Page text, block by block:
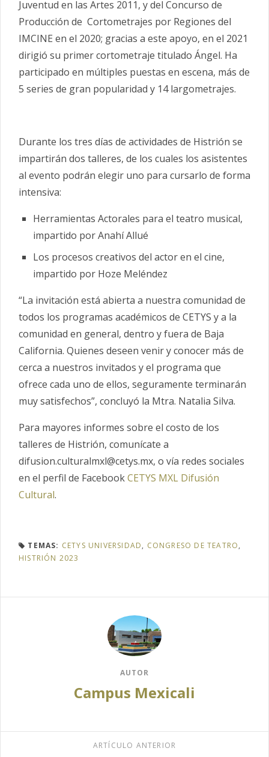
Juventud en las Artes 2011, y del Concurso de
Producción de Cortometrajes por Regiones del
IMCINE en el 2020; gracias a este apoyo, en el 2021
dirigió su primer cortometraje titulado Ángel. Ha
participado en múltiples puestas en escena, más de
5 series de gran popularidad y 14 largometrajes.
Durante los tres días de actividades de Histrión se
impartirán dos talleres, de los cuales los asistentes
al evento podrán elegir uno para cursarlo de forma
intensiva:
Herramientas Actorales para el teatro musical,
impartido por Anahí Allué
Los procesos creativos del actor en el cine,
impartido por Hoze Meléndez
“La invitación está abierta a nuestra comunidad de
todos los programas académicos de CETYS y a la
comunidad en general, dentro y fuera de Baja
California. Quienes deseen venir y conocer más de
cerca a nuestros invitados y el programa que
ofrece cada uno de ellos, seguramente terminarán
muy satisfechos”, concluyó la Mtra. Natalia Silva.
Para mayores informes sobre el costo de los
talleres de Histrión, comunícate a
difusion.culturalmxl@cetys.mx, o vía redes sociales
en el perfil de FacebookCETYS MXL Difusión
Cultural.
TEMAS: CETYS UNIVERSIDAD, CONGRESO DE TEATRO,
HISTRIÓN 2023
AUTOR
Campus Mexicali
ARTÍCULO ANTERIOR